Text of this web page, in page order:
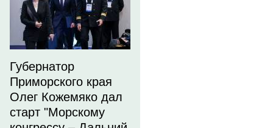
Губернатор
Приморского края
Олег Кожемяко дал
старт "Морскому